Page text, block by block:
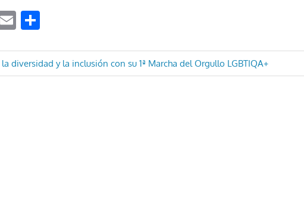
Email
diversidad y la inclusión con su 1ª Marcha del Orgullo LGBTIQA+